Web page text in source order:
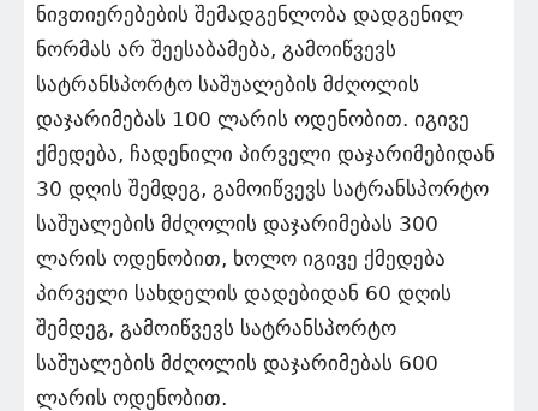
ნივთიერებების შემადგენლობა დადგენილ
ნორმას არ შეესაბამება, გამოიწვევს
სატრანსპორტო საშუალების მძღოლის
დაჯარიმებას 100 ლარის ოდენობით. იგივე
ქმედება, ჩადენილი პირველი დაჯარიმებიდან
30 დღის შემდეგ, გამოიწვევს სატრანსპორტო
საშუალების მძღოლის დაჯარიმებას 300
ლარის ოდენობით, ხოლო იგივე ქმედება
პირველი სახდელის დადებიდან 60 დღის
შემდეგ, გამოიწვევს სატრანსპორტო
საშუალების მძღოლის დაჯარიმებას 600
ლარის ოდენობით.